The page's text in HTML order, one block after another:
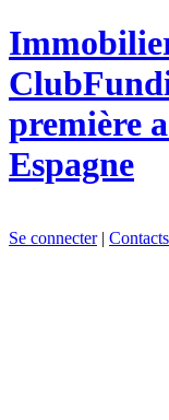
première
Espagne
Se connecter| Contacts